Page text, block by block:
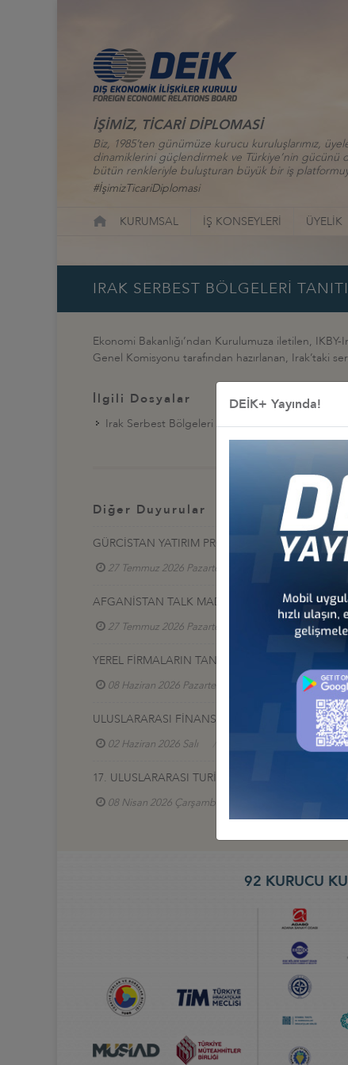
İŞİMİZ, TİCARİ DİPLOMASİ
Biz, 1985’ten günümüze kurucu kuruluşlarımız,
dinamiklerini güçlendirmek ve Türkiye’nin gücünü
bütün renkleriyle buluşturan büyük bir iş
#İşimizTicariDiplomasi
KURUMSAL İŞ KONSEYLERİ ÜYELİK
IRAK SERBEST BÖLGELERİ
Ekonomi Bakanlığı’ndan Kurulumuza iletilen,
Genel Komisyonu tarafından hazırlanan, Irak’taki
İlgili Dosyalar
Irak Serbest Bölgeleri Tanıtım Kitapçığı
Diğer Duyurular
GÜRCİSTAN YATIRIM PROJELERİ HK.
27 Temmuz 2026 Pazartesi
AFGANİSTAN TALK MADEN SAHASI
27 Temmuz 2026 Pazartesi Türkiye -
YEREL FİRMALARIN TANITIM SERGİSİ, 17-20
08 Haziran 2026 Pazartesi Türkiye -
ULUSLARARASI FİNANS VE BANKACILIK
02 Haziran 2026 Salı Türkiye - Azerbaycan İş
17. ULUSLARARASI TURİZM VE OTEL
08 Nisan 2026 Çarşamba
92 KURUCU
DEİK+ Yayında!